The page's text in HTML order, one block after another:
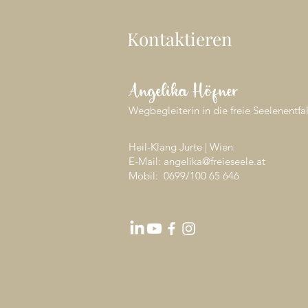
Kontaktieren
Angelika Höfner
Wegbegleiterin in die freie
Heil-Klang Jurte | Wien
E-Mail: angelika@freieseele.at
Mobil: 0699/100 65 646